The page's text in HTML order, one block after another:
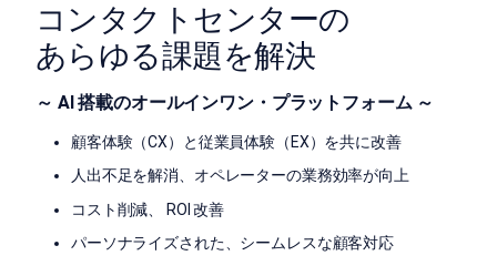
コンタクトセンターの
あらゆる課題を解決
～ AI 搭載のオールインワン・プラットフォーム ～
顧客体験（CX）と従業員体験（EX）を共に改善
人出不足を解消、オペレーターの業務効率が向上
コスト削減、 ROI 改善
パーソナライズされた、シームレスな顧客対応